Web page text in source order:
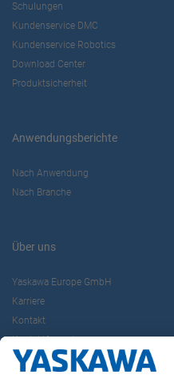
Schulungen
Kundenservice DMC
Kundenservice Robotics
Download Center
Produktsicherheit
Anwendungsberichte
Nach Anwendung
Nach Branche
Über uns
Yaskawa Europe GmbH
Karriere
Kontakt
Kontaktformular
Newsletter